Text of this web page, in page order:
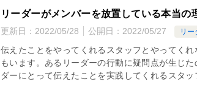
リーダーがメンバーを放置している本当の
更新日： 2022/05/28 公開日： 2022/05/27 リー
伝えたことをやってくれるスタッフとやってく
もいます。あるリーダーの行動に疑問点が生じ
ダーにとって伝えたことを実践してくれるスタッ